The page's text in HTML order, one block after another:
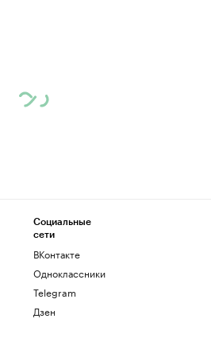
Социальные
сети
ВКонтакте
Одноклассники
Telegram
Дзен